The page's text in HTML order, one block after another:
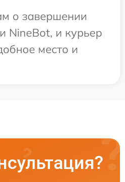
о завершении
NineBot, и курьер
место и